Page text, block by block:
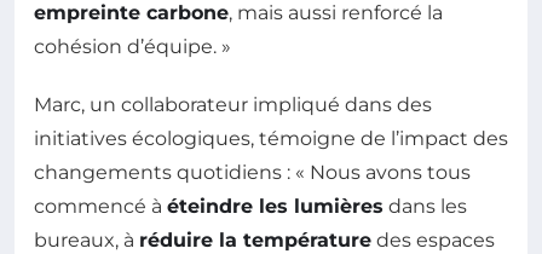
empreinte carbone, mais aussi renforcé la
cohésion d’équipe. »
Marc, un collaborateur impliqué dans des
initiatives écologiques, témoigne de l’impact des
changements quotidiens : « Nous avons tous
commencé à éteindre les lumières dans les
bureaux, à réduire la température des espaces